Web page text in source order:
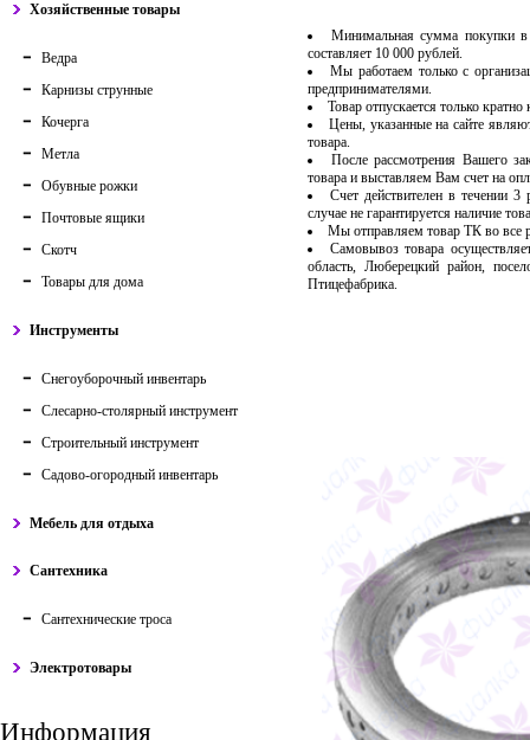
Хозяйственные товары
Ведра
Карнизы струнные
Кочерга
Метла
Обувные рожки
Почтовые ящики
Скотч
Товары для дома
Инструменты
Снегоуборочный инвентарь
Слесарно-столярный инструмент
Строительный инструмент
Садово-огородный инвентарь
Мебель для отдыха
Сантехника
Сантехнические троса
Электротовары
Информация
Минимальная сумма покупки в
составляет 10 000 рублей.
Мы работаем только с
предпринимателями.
Товар отпускается только
Цены, указанные на сайте
товара.
После рассмотрения Вашего
товара и выставляем Вам счет на
Счет действителен в течении
случае не гарантируется наличие
Мы отправляем товар ТК во
Самовывоз товара
область, Люберецкий район,
Птицефабрика.